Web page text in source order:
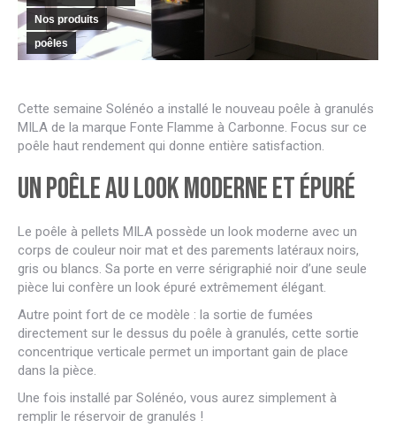
Nos produits
poêles
Cette semaine Solénéo a installé le nouveau poêle à granulés
MILA de la marque Fonte Flamme à Carbonne. Focus sur ce
poêle haut rendement qui donne entière satisfaction.
Un poêle au look moderne et épuré
Le poêle à pellets MILA possède un look moderne avec un
corps de couleur noir mat et des parements latéraux noirs,
gris ou blancs. Sa porte en verre sérigraphié noir d’une seule
pièce lui confère un look épuré extrêmement élégant.
Autre point fort de ce modèle : la sortie de fumées
directement sur le dessus du poêle à granulés, cette sortie
concentrique verticale permet un important gain de place
dans la pièce.
Une fois installé par Solénéo, vous aurez simplement à
remplir le réservoir de granulés !